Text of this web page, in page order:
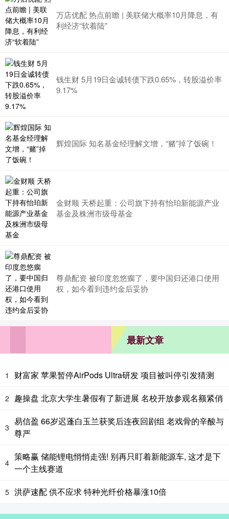
万店优配 热点前瞻 | 美联储大概率10月降息，有
利经济“软着陆”
钱生财 5月19日金诚转债下跌0.65%，转股溢价率
9.17%
辉煌国际 知名基金经理解文增，“赌”掉了饭碗！
金财顺 天桥起重：公司旗下持有怡珀新能源产业
基金及株洲市级母基金
尊鼎配资 被印度忽悠瘸了，要中国归还港口使用
权，如今看到违约金后妥协
最新文章
1 财富家 苹果暂停AirPods Ultra研发 项目被叫停引发猜测
2 趣操盘 北京大学生暑假有了新进展 名校开放参观名额紧俏
3
易信盈 66岁迟蓬白玉兰获奖后连夜回剧组 老戏骨的辛酸与
尊严
4
策略赢 储能锂电悄悄走强! 别再只盯着新能源车, 这才是下
一个主线赛道
5 洪萨速配 供不应求 特种光纤价格暴涨10倍